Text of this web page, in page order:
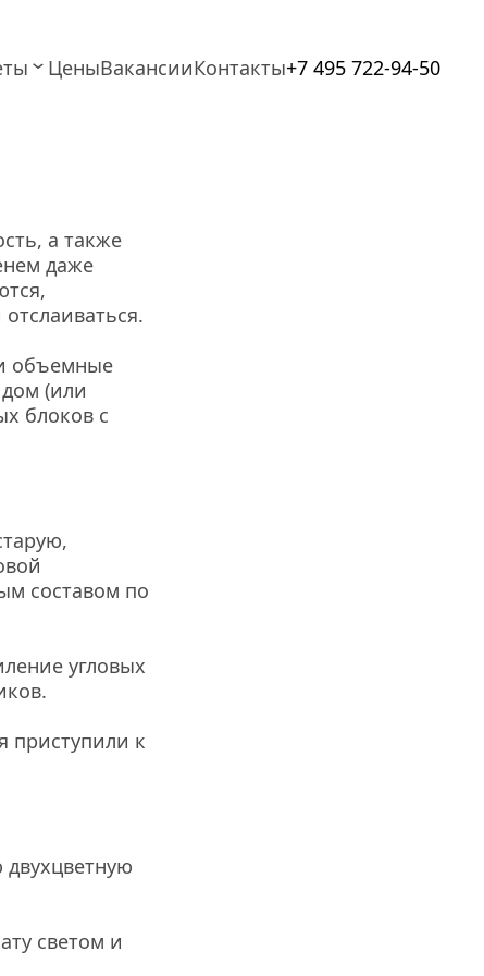
ЦеныВакансииКонтакты+7 495 722-94-50
а также
даже
объемные
(или
блоков с
составом по
угловых
приступили к
двухцветную
светом и